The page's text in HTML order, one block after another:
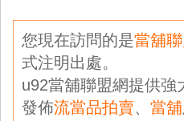
您現在訪問的是當舖
式注明出處。
u92當舖聯盟網提供
發佈流當品拍賣、 當舖